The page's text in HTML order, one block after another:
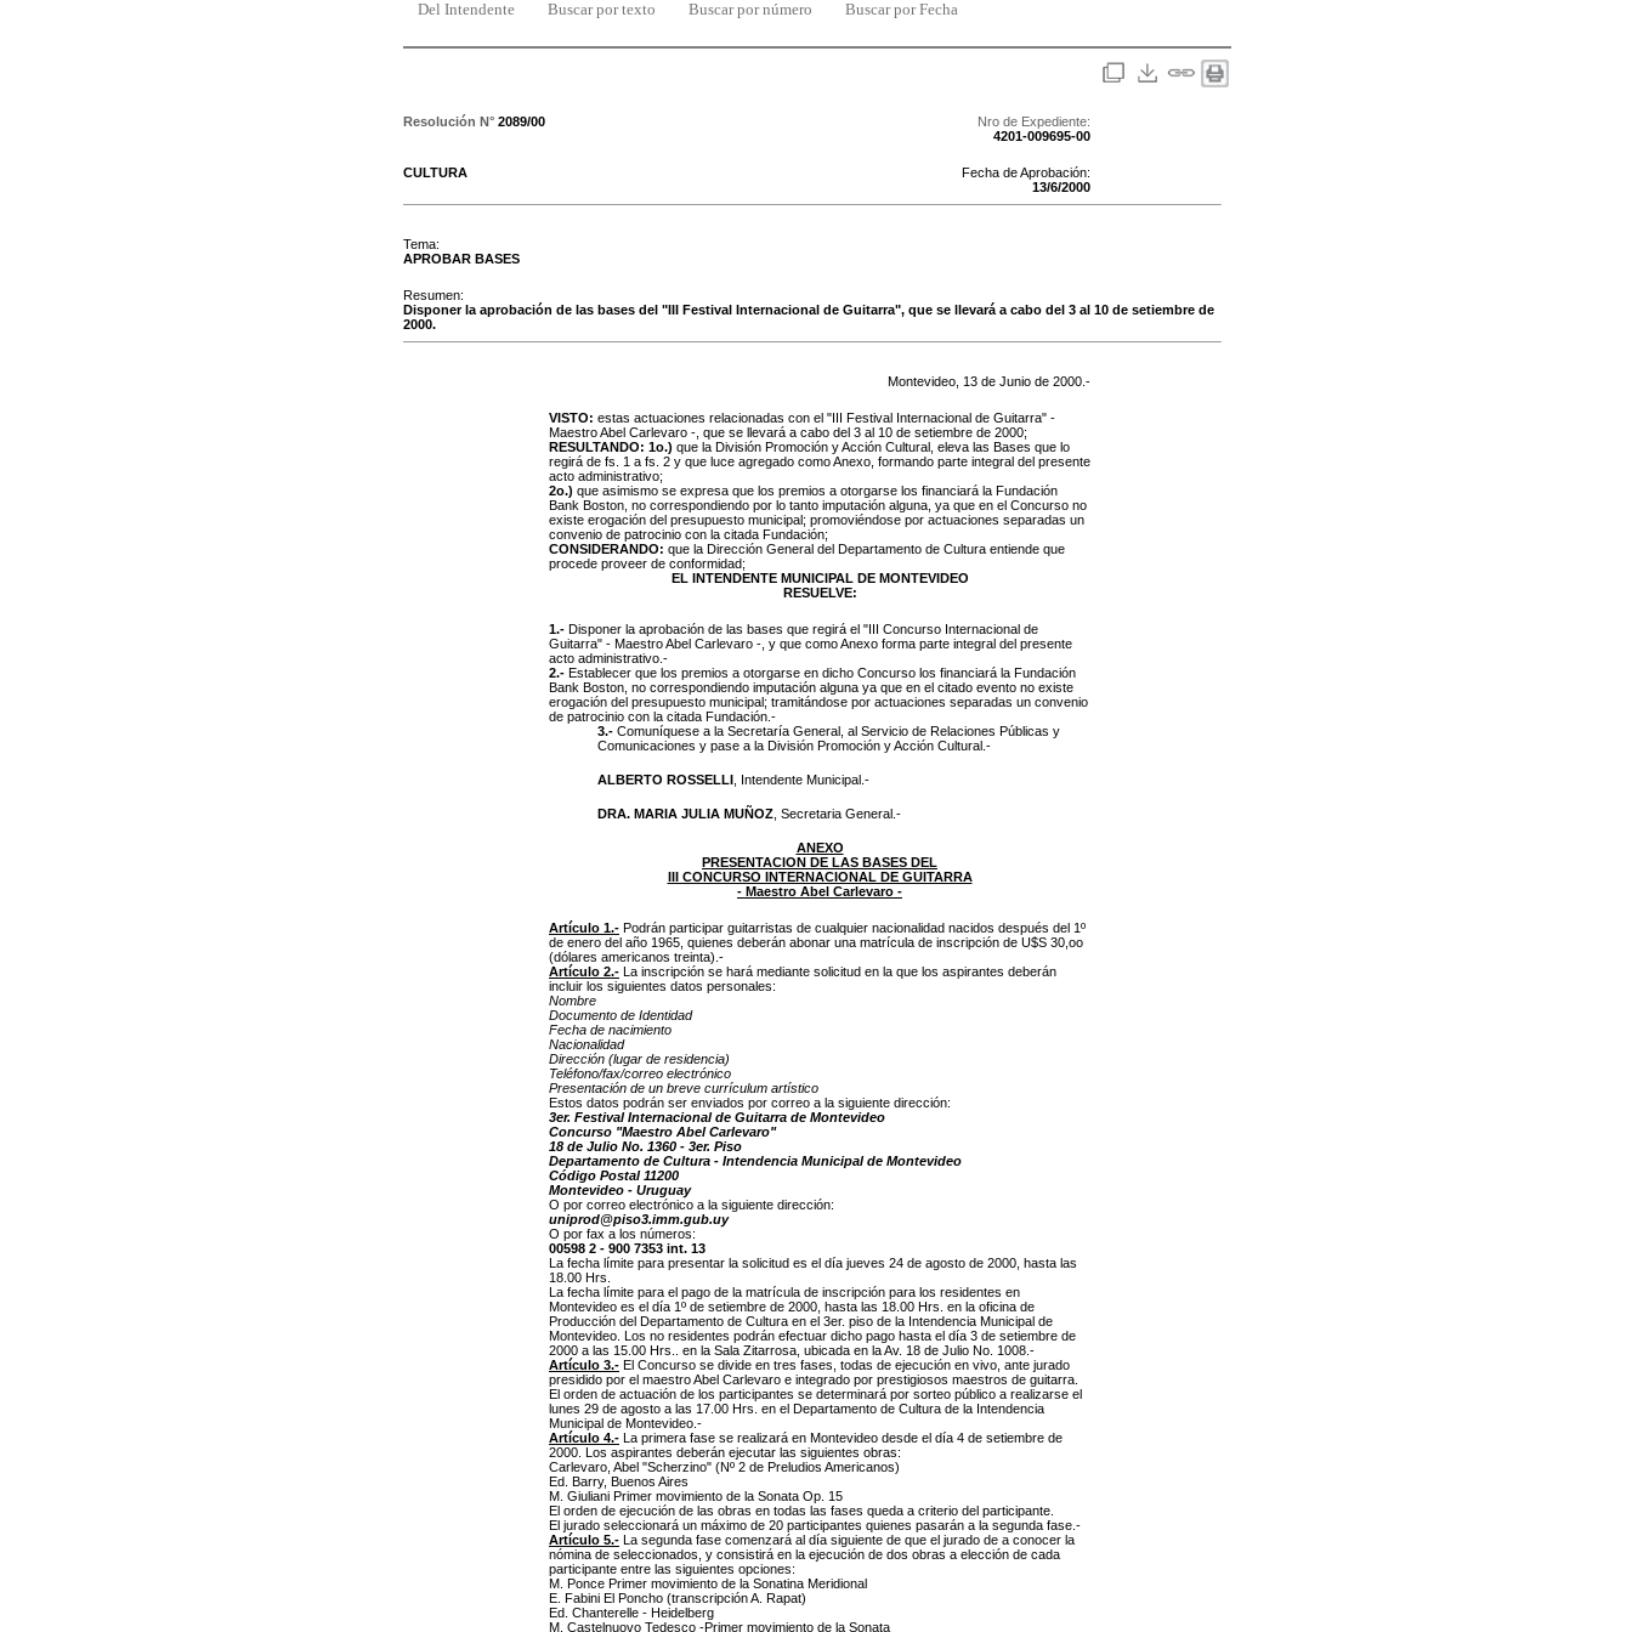
Del Intendente Buscar por texto Buscar por número Buscar por Fecha
Resolución N° 2089/00
Nro de Expediente:
4201-009695-00
CULTURA
Fecha de Aprobación:
13/6/2000
Tema:
APROBAR BASES
Resumen:
Disponer la aprobación de las bases del "III Festival Internacional de Guitarra", que se llevará a cabo del 3 al 10 de setiembre de
2000.
Montevideo, 13 de Junio de 2000 .-
VISTO: estas actuaciones relacionadas con el "III Festival Internacional de Guitarra" -
Maestro Abel Carlevaro -, que se llevará a cabo del 3 al 10 de setiembre de 2000;
RESULTANDO: 1o.) que la División Promoción y Acción Cultural, eleva las Bases que lo
regirá de fs. 1 a fs. 2 y que luce agregado como Anexo, formando parte integral del presente
acto administrativo;
2o.) que asimismo se expresa que los premios a otorgarse los financiará la Fundación
Bank Boston, no correspondiendo por lo tanto imputación alguna, ya que en el Concurso no
existe erogación del presupuesto municipal; promoviéndose por actuaciones separadas un
convenio de patrocinio con la citada Fundación;
CONSIDERANDO: que la Dirección General del Departamento de Cultura entiende que
procede proveer de conformidad;
EL INTENDENTE MUNICIPAL DE MONTEVIDEO
RESUELVE:
1.- Disponer la aprobación de las bases que regirá el "III Concurso Internacional de
Guitarra" - Maestro Abel Carlevaro -, y que como Anexo forma parte integral del presente
acto administrativo.-
2.- Establecer que los premios a otorgarse en dicho Concurso los financiará la Fundación
Bank Boston, no correspondiendo imputación alguna ya que en el citado evento no existe
erogación del presupuesto municipal; tramitándose por actuaciones separadas un convenio
de patrocinio con la citada Fundación.-
3.- Comuníquese a la Secretaría General, al Servicio de Relaciones Públicas y
Comunicaciones y pase a la División Promoción y Acción Cultural.-
ALBERTO ROSSELLI , Intendente Municipal.-
DRA. MARIA JULIA MUÑOZ , Secretaria General.-
ANEXO
PRESENTACION DE LAS BASES DEL
III CONCURSO INTERNACIONAL DE GUITARRA
- Maestro Abel Carlevaro -
Artículo 1.- Podrán participar guitarristas de cualquier nacionalidad nacidos después del 1º
de enero del año 1965, quienes deberán abonar una matrícula de inscripción de U$S 30,oo
(dólares americanos treinta) .-
Artículo 2.- La inscripción se hará mediante solicitud en la que los aspirantes deberán
incluir los siguientes datos personales:
Nombre
Documento de Identidad
Fecha de nacimiento
Nacionalidad
Dirección (lugar de residencia)
Teléfono/fax/correo electrónico
Presentación de un breve currículum artístico
Estos datos podrán ser enviados por correo a la siguiente dirección:
3er. Festival Internacional de Guitarra de Montevideo
Concurso "Maestro Abel Carlevaro"
18 de Julio No. 1360 - 3er. Piso
Departamento de Cultura - Intendencia Municipal de Montevideo
Código Postal 11200
Montevideo - Uruguay
O por correo electrónico a la siguiente dirección:
uniprod@piso3.imm.gub.uy
O por fax a los números:
00598 2 - 900 7353 int. 13
La fecha límite para presentar la solicitud es el día jueves 24 de agosto de 2000, hasta las
18.00 Hrs.
La fecha límite para el pago de la matrícula de inscripción para los residentes en
Montevideo es el día 1º de setiembre de 2000, hasta las 18.00 Hrs. en la oficina de
Producción del Departamento de Cultura en el 3er. piso de la Intendencia Municipal de
Montevideo. Los no residentes podrán efectuar dicho pago hasta el día 3 de setiembre de
2000 a las 15.00 Hrs.. en la Sala Zitarrosa, ubicada en la Av. 18 de Julio No. 1008.-
Artículo 3.- El Concurso se divide en tres fases, todas de ejecución en vivo, ante jurado
presidido por el maestro Abel Carlevaro e integrado por prestigiosos maestros de guitarra.
El orden de actuación de los participantes se determinará por sorteo público a realizarse el
lunes 29 de agosto a las 17.00 Hrs. en el Departamento de Cultura de la Intendencia
Municipal de Montevideo.-
Artículo 4.- La primera fase se realizará en Montevideo desde el día 4 de setiembre de
2000. Los aspirantes deberán ejecutar las siguientes obras:
Carlevaro, Abel "Scherzino" (Nº 2 de Preludios Americanos)
Ed. Barry, Buenos Aires
M. Giuliani Primer movimiento de la Sonata Op. 15
El orden de ejecución de las obras en todas las fases queda a criterio del participante.
El jurado seleccionará un máximo de 20 participantes quienes pasarán a la segunda fase.-
Artículo 5.- La segunda fase comenzará al día siguiente de que el jurado de a conocer la
nómina de seleccionados, y consistirá en la ejecución de dos obras a elección de cada
participante entre las siguientes opciones:
M. Ponce Primer movimiento de la Sonatina Meridional
E. Fabini El Poncho (transcripción A. Rapat)
Ed. Chanterelle - Heidelberg
M. Castelnuovo Tedesco -Primer movimiento de la Sonata